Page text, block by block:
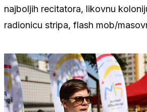
najboljih recitatora, likovnu
radionicu stripa, flash mob/